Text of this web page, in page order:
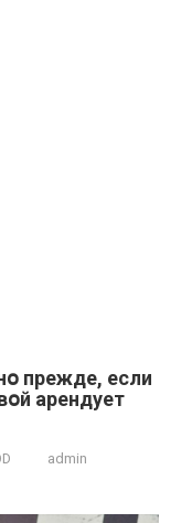
прежде, если
арендует
admin